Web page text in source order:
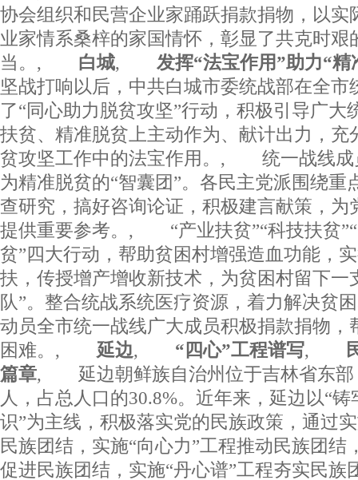
协会组织和民营企业家踊跃捐款捐物，以实
业家情系桑梓的家国情怀，彰显了共克时艰
当。, 白城, 发挥“法宝作用”助力“精
坚战打响以后，中共白城市委统战部在全市
了“同心助力脱贫攻坚”行动，积极引导广大
扶贫、精准脱贫上主动作为、献计出力，充
贫攻坚工作中的法宝作用。, 统一战线成
为精准脱贫的“智囊团”。各民主党派围绕重
查研究，搞好咨询论证，积极建言献策，为
提供重要参考。, “产业扶贫”“科技扶贫”“
贫”四大行动，帮助贫困村增强造血功能，
扶，传授增产增收新技术，为贫困村留下一
队”。整合统战系统医疗资源，着力解决贫
动员全市统一战线广大成员积极捐款捐物，
困难。, 延边, “四心”工程谱写, 民
篇章, 延边朝鲜族自治州位于吉林省东部
人，占总人口的30.8%。近年来，延边以“
识”为主线，积极落实党的民族政策，通过
民族团结，实施“向心力”工程推动民族团结
促进民族团结，实施“丹心谱”工程夯实民族